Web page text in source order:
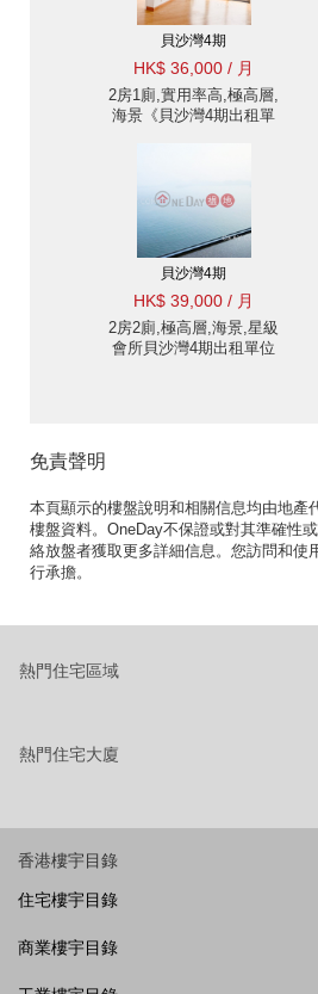
貝沙灣4期
HK$ 36,000 / 月
2房1廁,實用率高,極高層,
海景《貝沙灣4期出租單
貝沙灣4期
HK$ 39,000 / 月
2房2廁,極高層,海景,星級
會所貝沙灣4期出租單位
免責聲明
本頁顯示的樓盤說明和相關信息均由地產
樓盤資料。OneDay不保證或對其準確性
絡放盤者獲取更多詳細信息。您訪問和使
行承擔。
熱門住宅區域
熱門住宅大廈
香港樓宇目錄
住宅樓宇目錄
商業樓宇目錄